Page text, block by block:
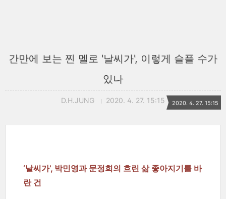
간만에 보는 찐 멜로 '날씨가', 이렇게 슬플 수가
있나
D.H.JUNG 2020. 4. 27. 15:15 2020. 4. 27. 15:15
‘날씨가’, 박민영과 문정희의 흐린 삶 좋아지기를 바
란 건